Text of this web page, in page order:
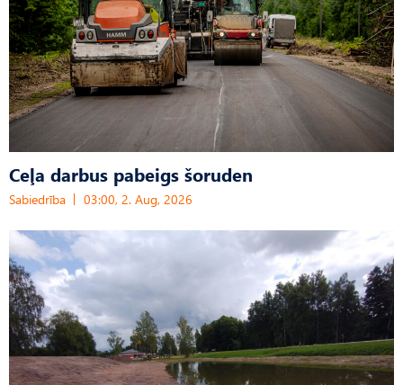
Ceļa darbus pabeigs šoruden
Sabiedrība 03:00, 2. Aug, 2026